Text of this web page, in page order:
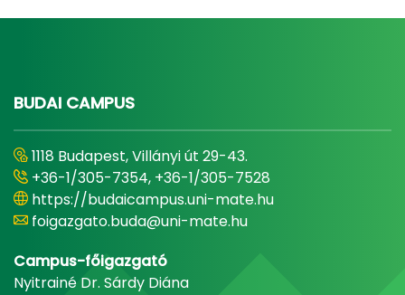
BUDAI CAMPUS
1118 Budapest, Villányi út 29-43.
+36-1/305-7354, +36-1/305-7528
https://budaicampus.uni-mate.hu
foigazgato.buda@uni-mate.hu
Campus-főigazgató
Nyitrainé Dr. Sárdy Diána